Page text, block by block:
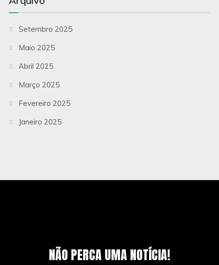
Setembro 2025
Maio 2025
Abril 2025
Março 2025
Fevereiro 2025
Janeiro 2025
NÃO PERCA UMA NOTÍCIA!